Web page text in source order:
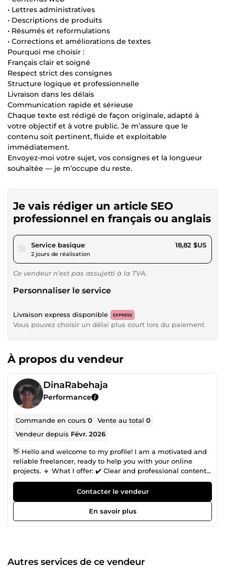
• Lettres administratives
• Descriptions de produits
• Résumés et reformulations
• Corrections et améliorations de textes
Pourquoi me choisir :
Français clair et soigné
Respect strict des consignes
Structure logique et professionnelle
Livraison dans les délais
Communication rapide et sérieuse
Chaque texte est rédigé de façon originale, adapté à
votre objectif et à votre public. Je m’assure que le
contenu soit pertinent, fluide et exploitable
immédiatement.
Envoyez-moi votre sujet, vos consignes et la longueur
souhaitée — je m’occupe du reste.
Je vais rédiger un article SEO
professionnel en français ou anglais
Service basiquepour 17,34 $US
2 jours de réalisation
18,82 $US
Ce vendeur n’est pas assujetti à la TVA.
Personnaliser le service
Livraison express disponible EXPRESS
Vous pouvez choisir un délai plus court lors du paiement
À propos du vendeur
DinaRabehaja
Performance
Commande en cours0 Vente au total0
Vendeur depuis Févr. 2026
👋 Hello and welcome to my profile! I am a motivated and
reliable freelancer, ready to help you with your online
projects. 🔹 What I offer: ✔️ Clear and professional content
writing ✔️ Translation (French ↔ English) ✔️ Administrative
support and digital services 🔹 Why choose me? ✔️ High-
quality work and on-time delivery ✔️ Clear and fast
communication ✔️ Customer satisfaction is my top priority
📩 Feel free to contact me before placing an order. I
Contacter le vendeur
En savoir plus
Autres services de ce vendeur